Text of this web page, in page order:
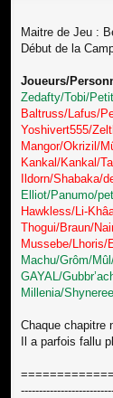
s
a
Maitre de Jeu :
Début de la
Joueurs/
Zedafty/Tobi/
Baltruss/Lafus/
Yoshivert555/
Mangor/Okrizil/
Kankal/Kankal/
Ildorn/Shabaka/
Elliot/Panumo/
Hawkless/Li-
Thogui/Braun/
Mussebe/Lhoris/
Machu/Grôm/
GAYAL/
Millenia/
Chaque chapitre
Il a parfois fallu